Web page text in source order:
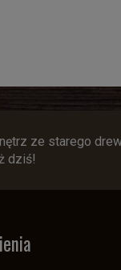
ze starego
dziś!